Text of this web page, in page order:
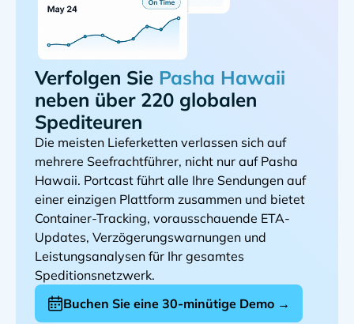
Verfolgen Sie
neben über 220 globalen
Spediteuren
Die meisten Lieferketten verlassen sich auf
mehrere Seefrachtführer, nicht nur auf
. Portcast führt alle Ihre Sendungen auf
einer einzigen Plattform zusammen und bietet
Container-Tracking, vorausschauende ETA-
Updates, Verzögerungswarnungen und
Leistungsanalysen für Ihr gesamtes
Speditionsnetzwerk.
Buchen Sie eine 30-minütige Demo →